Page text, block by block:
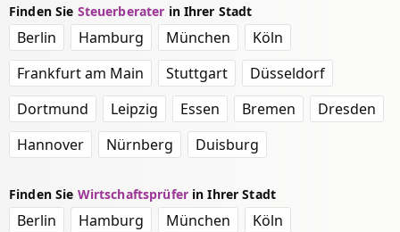
Finden Sie Steuerberater in Ihrer Stadt
Berlin Hamburg München
Köln
Frankfurt am Main
Stuttgart
Düsseldorf
Dortmund
Leipzig Essen Bremen
Dresden
Hannover
Nürnberg Duisburg
Finden Sie Wirtschaftsprüferin Ihrer Stadt
Berlin Hamburg München
Köln